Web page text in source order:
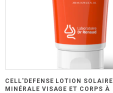
CELL'DEFENSE LOTION SOLAIRE
MINÉRALE VISAGE ET CORPS À